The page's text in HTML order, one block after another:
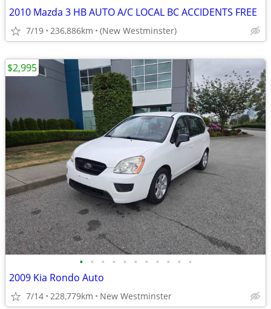
2010 Mazda 3 HB AUTO A/C LOCAL BC ACCIDENTS FREE
7/19 236,886km (New Westminster)
• • • • • • • • • • •
2009 Kia Rondo Auto
7/14 228,779km New Westminster
$2,995